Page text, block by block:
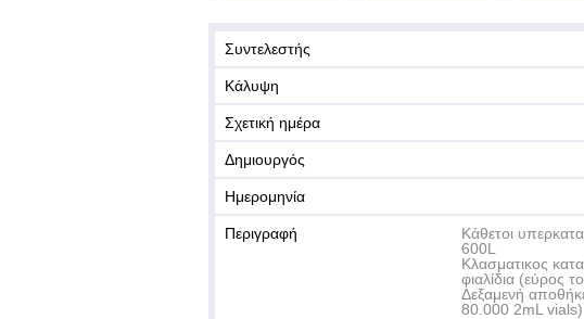
Συντελεστής
Κάλυψη
Σχετική ημέρα
Δημιουργός
Ημερομηνία
Περιγραφή
Κάθετοι
600L
Κλασματικος
φιαλίδια (εύρος
Δεξαμενή
80.000 2mL vials)